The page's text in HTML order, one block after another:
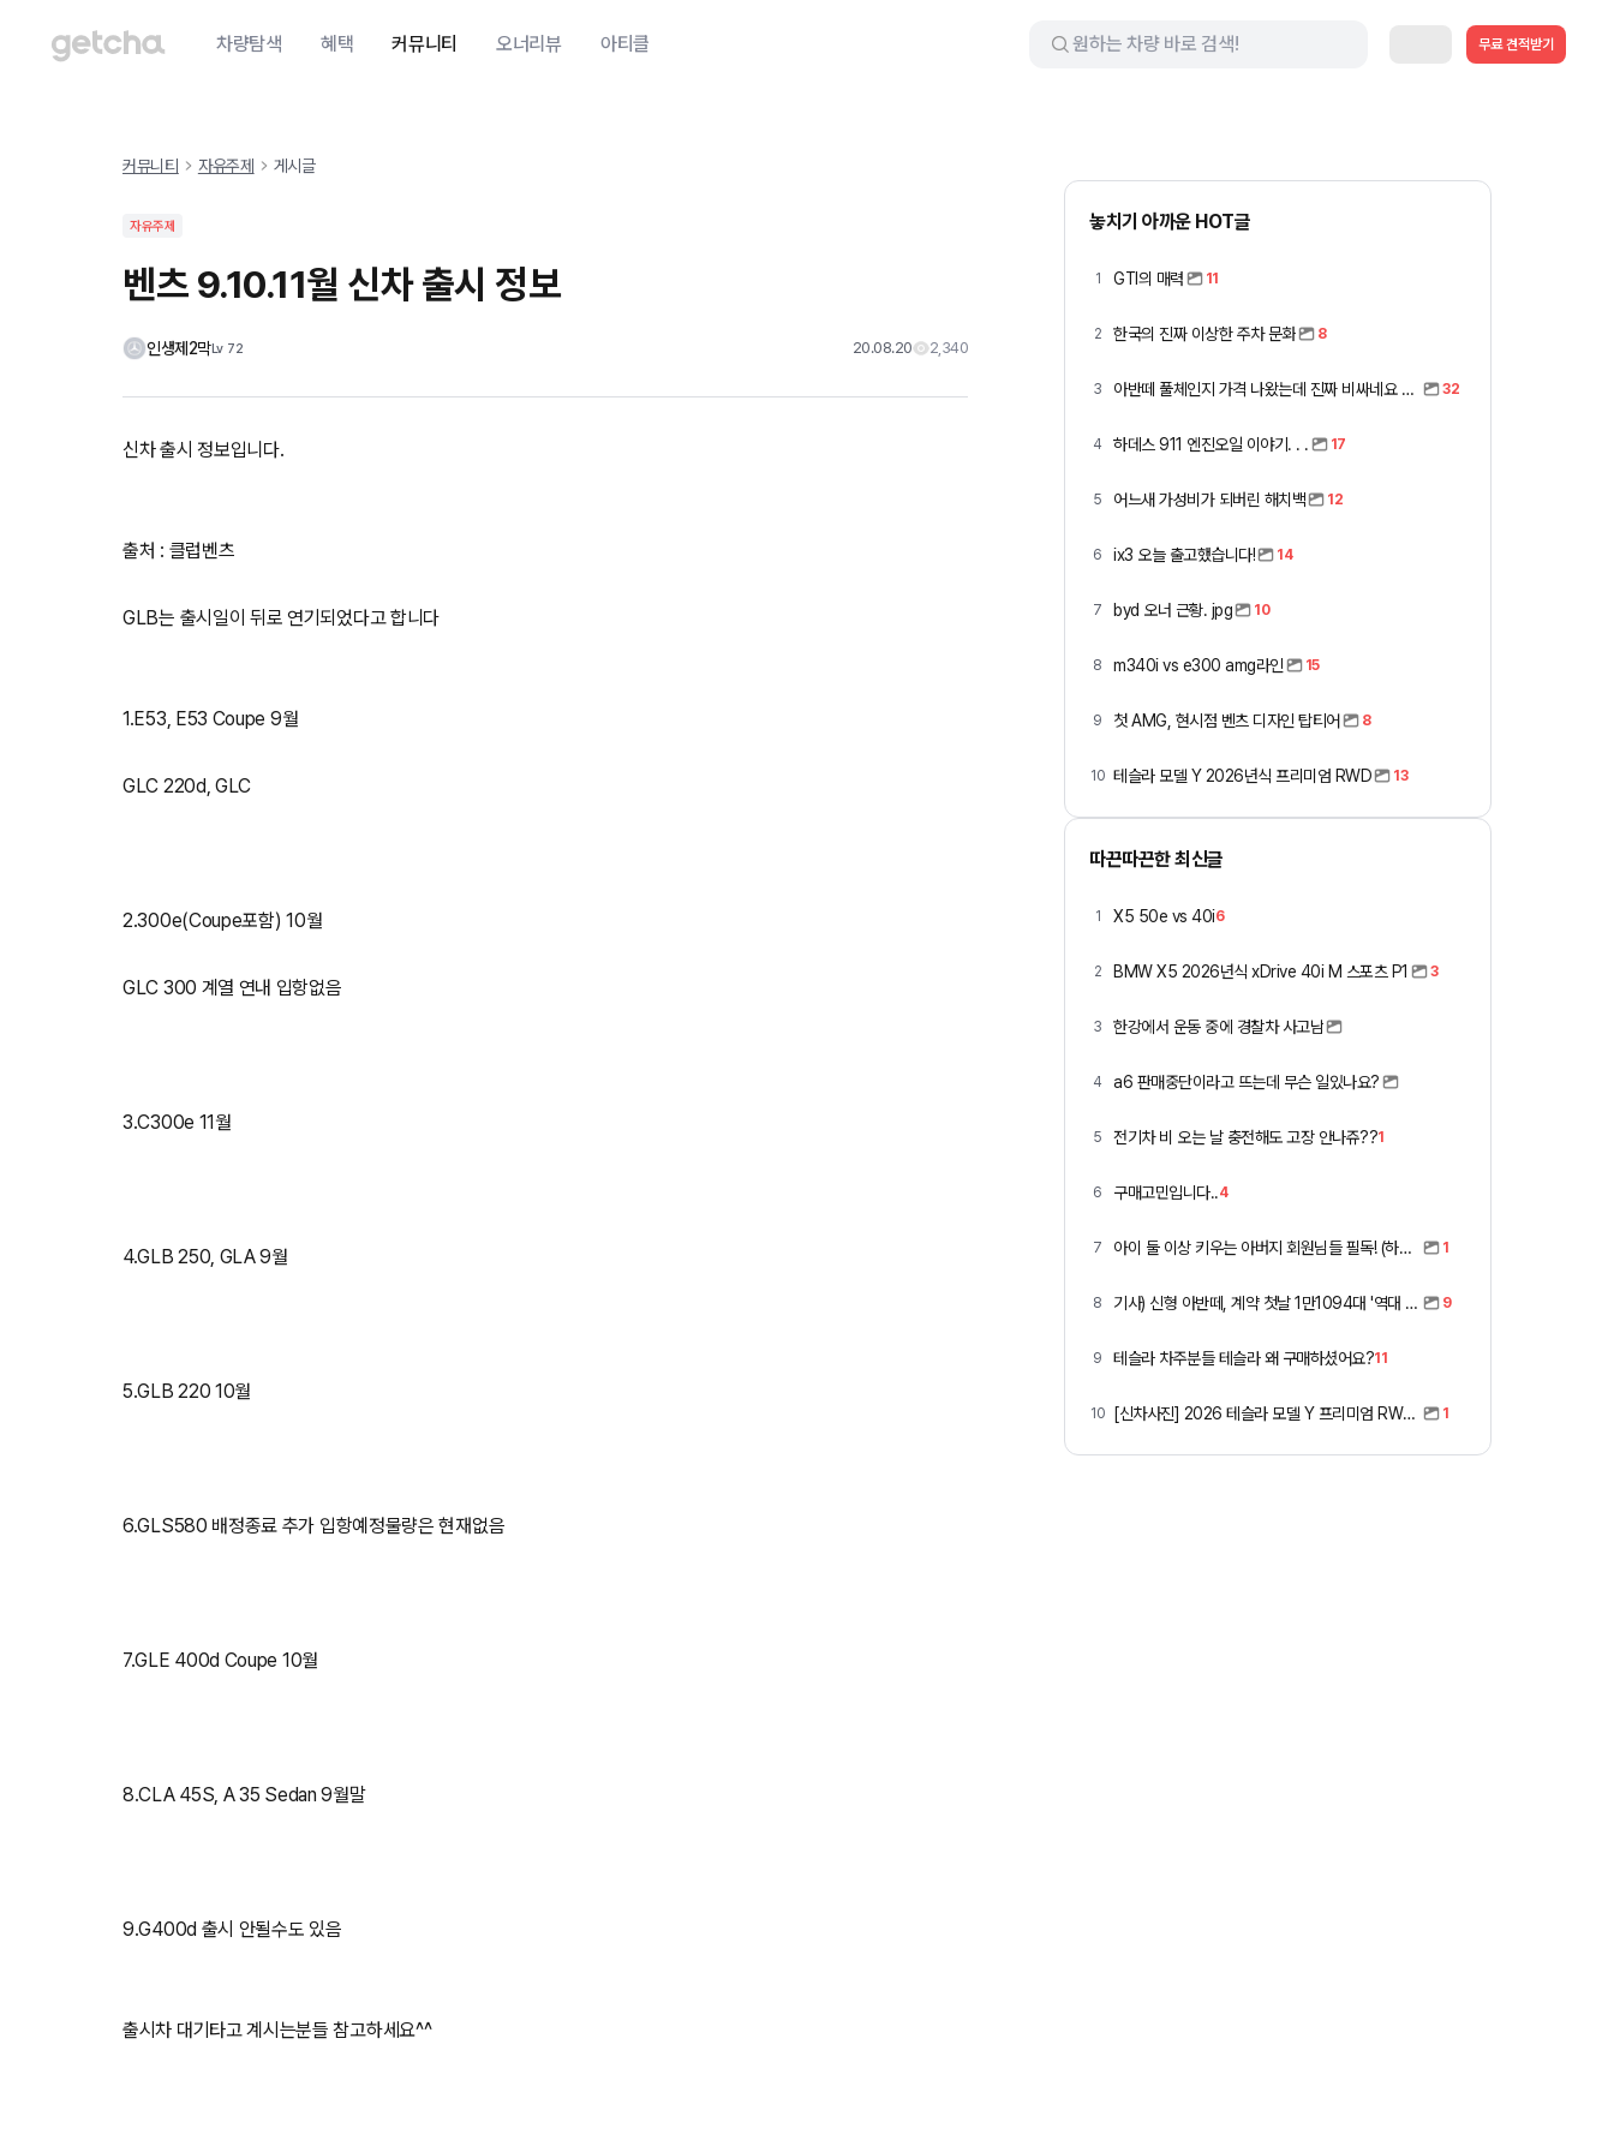
차량탐색 혜택 커뮤니티 오너리뷰 아티클 무료 견적받기
커뮤니티 자유주제 게시글
자유주제
벤츠 9.10.11월 신차 출시 정보
인생제2막Lv 72 20.08.20 2,340
신차 출시 정보입니다.
출처 : 클럽벤츠
GLB는 출시일이 뒤로 연기되었다고 합니다
1.E53, E53 Coupe 9월
GLC 220d, GLC
2.300e(Coupe포함) 10월
GLC 300 계열 연내 입항없음
3.C300e 11월
4.GLB 250, GLA 9월
5.GLB 220 10월
6.GLS580 배정종료 추가 입항예정물량은 현재없음
7.GLE 400d Coupe 10월
8.CLA 45S, A 35 Sedan 9월말
9.G400d 출시 안될수도 있음
출시차 대기타고 계시는분들 참고하세요^^
놓치기 아까운 HOT글
1 GTI의 매력 11
2 한국의 진짜 이상한 주차 문화 8
3 아반떼 풀체인지 가격 나왔는데 진짜 비싸네요 ㅎㅎ 32
4 하데스 911 엔진오일 이야기. . . 17
5 어느새 가성비가 되버린 해치백 12
6 ix3 오늘 출고했습니다! 14
7 byd 오너 근황. jpg 10
8 m340i vs e300 amg라인 15
9 첫 AMG, 현시점 벤츠 디자인 탑티어 8
10 테슬라 모델 Y 2026년식 프리미엄 RWD 13
따끈따끈한 최신글
1 X5 50e vs 40i6
2 BMW X5 2026년식 xDrive 40i M 스포츠 P1 3
3 한강에서 운동 중에 경찰차 사고남
4 a6 판매중단이라고 뜨는데 무슨 일있나요?
5 전기차 비 오는 날 충전해도 고장 안나쥬??1
6 구매고민입니다..4
7 아이 둘 이상 키우는 아버지 회원님들 필독! (하이패스 할인) 1
8 기사) 신형 아반떼, 계약 첫날 1만1094대 '역대 최고' 9
9 테슬라 차주분들 테슬라 왜 구매하셨어요?11
10 [신차사진] 2026 테슬라 모델 Y 프리미엄 RWD (펄 화이트 + 블랙시트) 1